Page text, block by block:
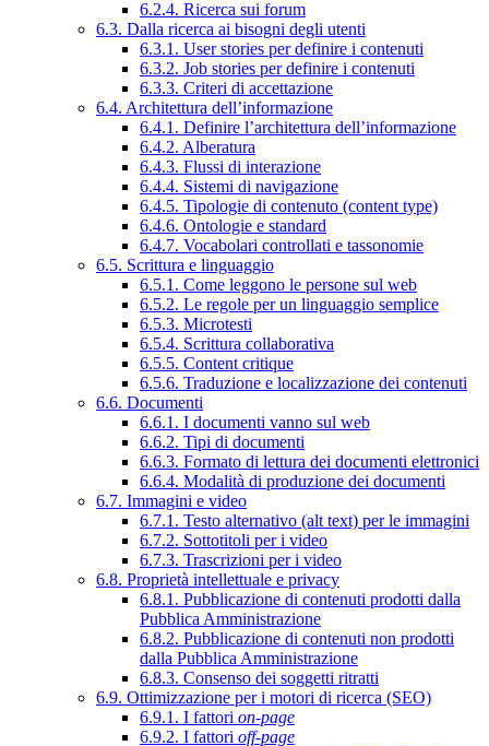
6.2.4. Ricerca sui forum
6.3. Dalla ricerca ai bisogni degli utenti
6.3.1. User stories per definire i contenuti
6.3.2. Job stories per definire i contenuti
6.3.3. Criteri di accettazione
6.4. Architettura dell’informazione
6.4.1. Definire l’architettura dell’informazione
6.4.2. Alberatura
6.4.3. Flussi di interazione
6.4.4. Sistemi di navigazione
6.4.5. Tipologie di contenuto (content type)
6.4.6. Ontologie e standard
6.4.7. Vocabolari controllati e tassonomie
6.5. Scrittura e linguaggio
6.5.1. Come leggono le persone sul web
6.5.2. Le regole per un linguaggio semplice
6.5.3. Microtesti
6.5.4. Scrittura collaborativa
6.5.5. Content critique
6.5.6. Traduzione e localizzazione dei contenuti
6.6. Documenti
6.6.1. I documenti vanno sul web
6.6.2. Tipi di documenti
6.6.3. Formato di lettura dei documenti elettronici
6.6.4. Modalità di produzione dei documenti
6.7. Immagini e video
6.7.1. Testo alternativo (alt text) per le immagini
6.7.2. Sottotitoli per i video
6.7.3. Trascrizioni per i video
6.8. Proprietà intellettuale e privacy
6.8.1. Pubblicazione di contenuti prodotti dalla
Pubblica Amministrazione
6.8.2. Pubblicazione di contenuti non prodotti
dalla Pubblica Amministrazione
6.8.3. Consenso dei soggetti ritratti
6.9. Ottimizzazione per i motori di ricerca (SEO)
6.9.1. I fattori on-page
6.9.2. I fattori off-page